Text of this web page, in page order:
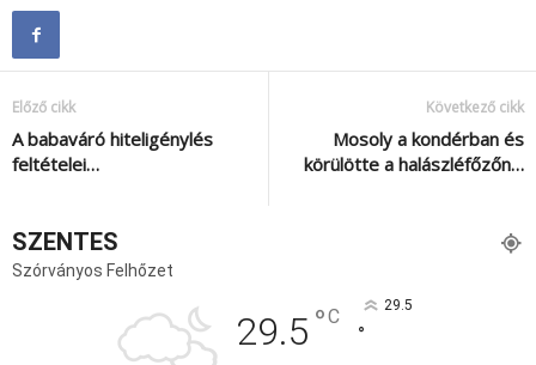
Előző cikk
A babaváró hiteligénylés
feltételei…
Következő cikk
Mosoly a kondérban és
körülötte a halászléfőzőn…
SZENTES
Szórványos Felhőzet
29.5 °C 29.5
°